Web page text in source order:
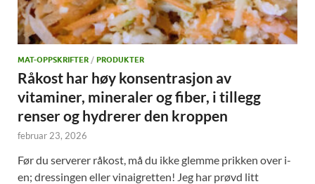
MAT-OPPSKRIFTER / PRODUKTER
Råkost har høy konsentrasjon av
vitaminer, mineraler og fiber, i tillegg
renser og hydrerer den kroppen
februar 23, 2026
Før du serverer råkost, må du ikke glemme prikken over i-
en; dressingen eller vinaigretten! Jeg har prøvd litt